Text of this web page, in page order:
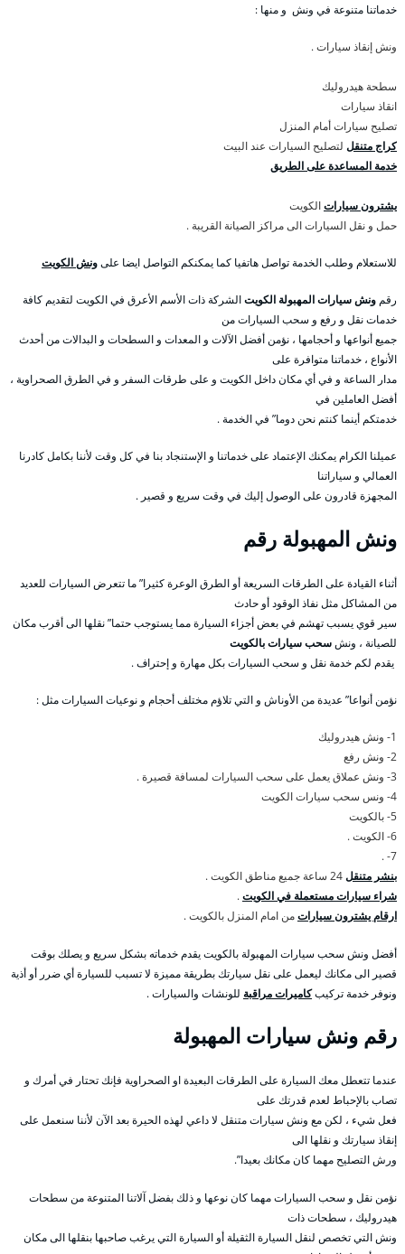
خدماتنا متنوعة في ونش و منها :
ونش إنقاذ سيارات .
سطحة هيدروليك
انقاذ سيارات
تصليح سيارات أمام المنزل
كراج متنقل لتصليح السيارات عند البيت
خدمة المساعدة على الطريق
يشترون سياراتالكويت
حمل و نقل السيارات الى مراكز الصيانة القريبة .
للاستعلام وطلب الخدمة تواصل هاتفيا كما يمكنكم التواصل ايضا علىونش الكويت
رقم ونش سيارات المهبولة الكويتالشركة ذات الأسم الأعرق في الكويت لتقديم كافة
خدمات نقل و رفع و سحب السيارات من
جميع أنواعها و أحجامها ، نؤمن أفضل الآلات و المعدات و السطحات و البدالات من أحدث
الأنواع ، خدماتنا متوافرة على
مدار الساعة و في أي مكان داخل الكويت و على طرقات السفر و في الطرق الصحراوية ،
أفضل العاملين في
خدمتكم أينما كنتم نحن دوما” في الخدمة .
عميلنا الكرام يمكنك الإعتماد على خدماتنا و الإستنجاد بنا في كل وقت لأننا بكامل كادرنا
العمالي و سياراتنا
المجهزة قادرون على الوصول إليك في وقت سريع و قصير .
ونش المهبولة رقم
أثناء القيادة على الطرقات السريعة أو الطرق الوعرة كثيرا” ما تتعرض السيارات للعديد
من المشاكل مثل نفاذ الوقود أو حادث
سير قوي يسبب تهشم في بعض أجزاء السيارة مما يستوجب حتما” نقلها الى أقرب مكان
للصيانة ، ونشسحب سيارات بالكويت
يقدم لكم خدمة نقل و سحب السيارات بكل مهارة و إحتراف .
نؤمن أنواعا” عديدة من الأوناش و التي تلاؤم مختلف أحجام و نوعيات السيارات مثل :
1- ونش هيدروليك
2- ونش رفع
3- ونش عملاق يعمل على سحب السيارات لمسافة قصيرة .
4- ونس سحب سيارات الكويت
5- بالكويت
6- الكويت .
7- .
بنشر متنقل
شراء سيارات مستعملة في الكويت.
ارقام يشترون سياراتمن امام المنزل بالكويت .
أفضل ونش سحب سيارات المهبولة بالكويت يقدم خدماته بشكل سريع و يصلك بوقت
قصير الى مكانك ليعمل على نقل سيارتك بطريقة مميزة لا تسبب للسيارة أي ضرر أو أذية
ونوفر خدمة تركيبكاميرات مراقبة للونشات والسيارات .
رقم ونش سيارات المهبولة
عندما تتعطل معك السيارة على الطرقات البعيدة او الصحراوية فإنك تحتار في أمرك و
تصاب بالإحباط لعدم قدرتك على
فعل شيء ، لكن مع ونش سيارات متنقل لا داعي لهذه الحيرة بعد الآن لأننا سنعمل على
إنقاذ سيارتك و نقلها الى
ورش التصليح مهما كان مكانك بعيدا”.
نؤمن نقل و سحب السيارات مهما كان نوعها و ذلك بفضل آلاتنا المتنوعة من سطحات
هيدروليك ، سطحات ذات
ونش التي تخصص لنقل السيارة الثقيلة أو السيارة التي يرغب صاحبها بنقلها الى مكان